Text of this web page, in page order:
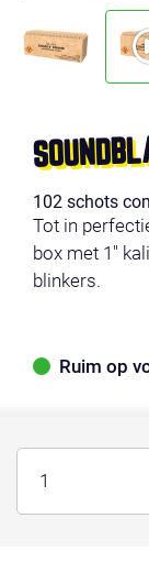
102 schots
Tot in
box met 1"
blinkers.
Ruim op